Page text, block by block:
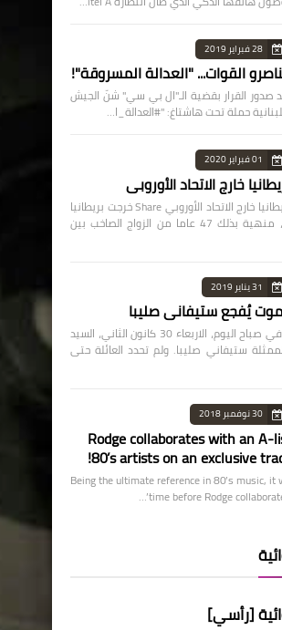
28 فبراير 2019
القوات... "العدالة المسروقة"!
صدور القرار بقضية الـ"ال بي سي" شنّ الجيش
حملة تحت هاشتاغ: "#العدالة_ا…
01 فبراير 2020
خارج الاتحاد الأوروبي
بريطانيا خارج الاتحاد الأوروبي Share خرجت بريطانيا
من الاتحاد الأوروبي، منهية بذلك 47 عاما من الزواج الصاخب بين
31 يناير 2019
يُفجع ستيفاني صليبا
توفي صباح اليوم، الاربعاء 30 كانون الثاني، السيد
ستيفاني صليبا. ولم تحدد العائلة حتى
30 نوفمبر 2018
Rodge collaborates with an A-
80’s artists on an exclusive
Being the ultimate reference in 80’s music,
time before Rodge
[رأسي]